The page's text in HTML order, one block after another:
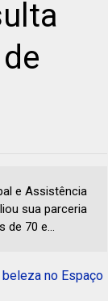
e Assistência
sua parceria
de 70 e...
no Espaço